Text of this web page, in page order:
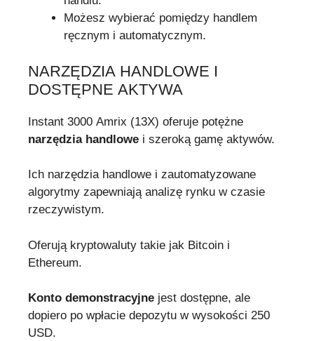
Możesz wybierać pomiędzy handlem
ręcznym i automatycznym.
NARZĘDZIA HANDLOWE I
DOSTĘPNE AKTYWA
Instant 3000 Amrix (13X) oferuje potężne
narzędzia handlowe i szeroką gamę aktywów.
Ich narzędzia handlowe i zautomatyzowane
algorytmy zapewniają analizę rynku w czasie
rzeczywistym.
Oferują kryptowaluty takie jak Bitcoin i
Ethereum.
Konto demonstracyjne jest dostępne, ale
dopiero po wpłacie depozytu w wysokości 250
USD.